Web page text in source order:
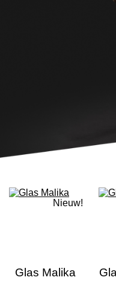
Nieuw!
Glas Malika